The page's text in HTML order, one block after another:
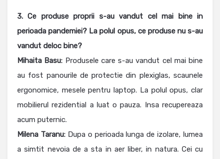
3. Ce produse proprii s-au vandut cel mai bine in
perioada pandemiei? La polul opus, ce produse nu s-au
vandut deloc bine?
Mihaita Basu: Produsele care s-au vandut cel mai bine
au fost panourile de protectie din plexiglas, scaunele
ergonomice, mesele pentru laptop. La polul opus, clar
mobilierul rezidential a luat o pauza. Insa recupereaza
acum puternic.
Milena Taranu:Dupa o perioada lunga de izolare, lumea
a simtit nevoia de a sta in aer liber, in natura. Cei cu